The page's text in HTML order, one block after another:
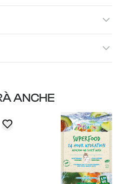
ANCHE